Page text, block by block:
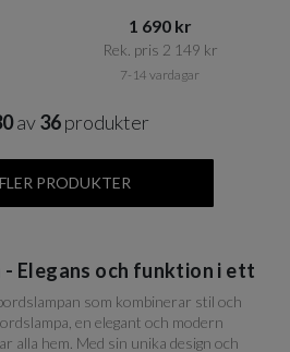
1 690 kr​​
Rek. pris 2 149 kr​​
7-14 vardagar
av36produkter
PRODUKTER
- Elegans och funktion i ett
som kombinerar stil och
en elegant och modern
alla hem. Med sin unika design och